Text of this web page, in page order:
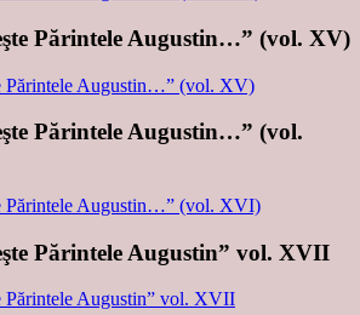
Părintele Augustin…” (vol. XV)
Părintele Augustin…” (vol.
Părintele Augustin” vol. XVII